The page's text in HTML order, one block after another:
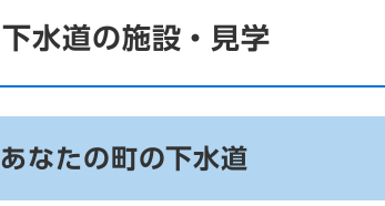
下水道の施設・見学
あなたの町の下水道